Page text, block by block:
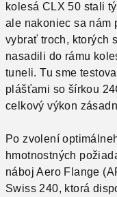
kolesá CLX 50 stali
ale nakoniec sa nám
vybrať troch, ktorých
nasadili do rámu
tuneli. Tu sme
plášťami so šírkou
celkový výkon
Po zvolení
hmotnostných
náboj Aero Flange
Swiss 240, ktorá